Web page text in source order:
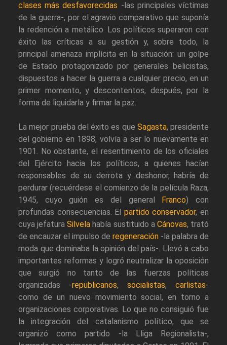
clases más desfavorecidas -las principales víctimas
de la guerra-, por el agravio comparativo que suponía
la redención a metálico. Los políticos superaron con
éxito las críticas a su gestión y, sobre todo, la
principal amenaza implícita en la situación: un golpe
de Estado protagonizado por generales belicistas,
dispuestos a hacer la guerra a cualquier precio, en un
primer momento, y descontentos, después, por la
forma de liquidarla y firmar la paz.
La mejor prueba del éxito es que Sagasta, presidente
del gobierno en 1898, volvía a ser lo nuevamente en
1901. No obstante, el resentimiento de los oficiales
del Ejército hacia los políticos, a quienes hacían
responsables de su derrota y deshonor, habría de
perdurar (recuérdese el comienzo de la película Raza,
1945, cuyo guión es del general
Franco) con
profundas consecuencias. El partido conservador, en
cuya jefaturaSilvela había sustituido a Cánovas, trató
de encauzar el impulso de regeneración -la palabra de
moda que dominaba la opinión del país-. Llevó a cabo
importantes reformas y logró neutralizar la oposición
que surgió no tanto de las fuerzas políticas
organizadas -republicanos, socialistas, carlistas-
como de un nuevo movimiento social, en torno a
organizaciones corporativas. Lo que no consiguió fue
la integración del catalanismo político, que se
organizó como partido -la Lliga Regionalista-,